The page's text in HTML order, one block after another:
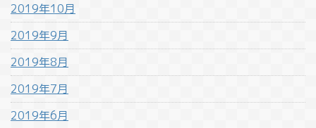
2019年10月
2019年9月
2019年8月
2019年7月
2019年6月